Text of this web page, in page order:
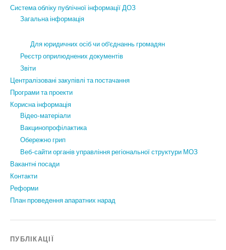
Система обліку публічної інформації ДОЗ
Загальна інформація
Для юридичних осіб чи об’єднаннь громадян
Реєстр оприлюднених документів
Звіти
Централізовані закупівлі та постачання
Програми та проекти
Корисна інформація
Відео-матеріали
Вакцинопрофілактика
Обережно грип
Веб-сайти органів управління регіональної структури МОЗ
Вакантні посади
Контакти
Реформи
План проведення апаратних нарад
ПУБЛІКАЦІЇ